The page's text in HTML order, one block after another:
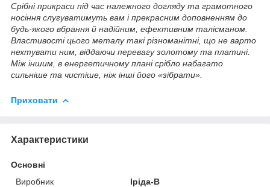
Срібні прикраси під час належного догляду та грамотного
носіння слугуватимуть вам і прекрасним доповненням до
будь-якого вбрання й надійним, ефективним талісманом.
Властивості цього металу такі різноманітні, що не варто
нехтувати ним, віддаючи перевагу золотому та платині.
Між іншим, в енергетичному плані срібло набагато
сильніше та чистіше, ніж інші його «зібрати».
Приховати
Характеристики
Основні
Виробник
Іріда-В